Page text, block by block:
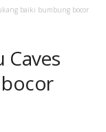
baiki bumbung bocor
Caves